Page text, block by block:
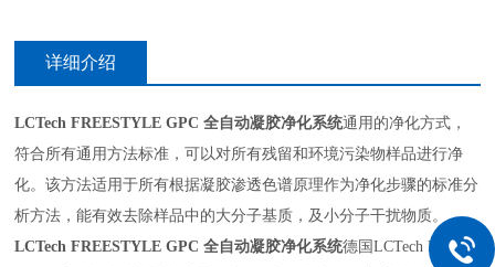
详细介绍
LCTech FREESTYLE GPC 全自动凝胶净化系统通用的净化方式，
符合所有通用方法标准，可以对所有残留和环境污染物样品进行净
化。该方法适用于所有根据凝胶渗透色谱原理作为净化步骤的标准分
析方法，能有效去除样品中的大分子基质，及小分子干扰物质。
LCTech FREESTYLE GPC 全自动凝胶净化系统德国LCTech FREES